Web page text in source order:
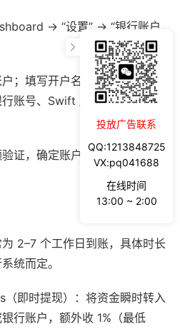
→ “设置” → “银行账户
；填写开户名（需与 Stripe
账号、Swift / IBAN 或本地格
证，确定账户归属后开启提
2–7 个工作日到账，具体时长
统而定。
即时提现）：将资金瞬时转入
行账户，额外收 1%（最低
投放广告联系
QQ:1213848725
VX:pq041688
在线时间
13:00 ~ 2:00